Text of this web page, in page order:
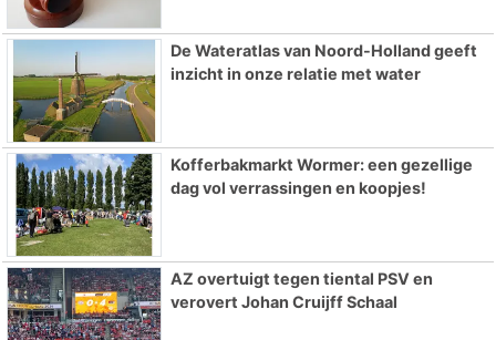
De Wateratlas van Noord-Holland geeft
inzicht in onze relatie met water
Kofferbakmarkt Wormer: een gezellige
dag vol verrassingen en koopjes!
AZ overtuigt tegen tiental PSV en
verovert Johan Cruijff Schaal